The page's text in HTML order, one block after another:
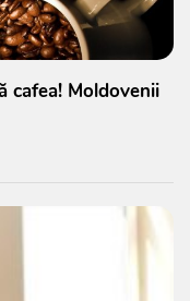
cafea! Moldovenii